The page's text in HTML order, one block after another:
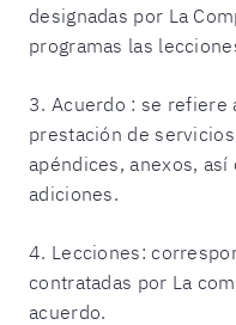
designadas por La
programas las
3. Acuerdo : se refiere
prestación de
apéndices, anexos,
adiciones.
4. Lecciones:
contratadas por La
acuerdo.